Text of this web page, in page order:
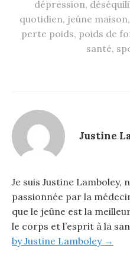
dépression,
quotidien, jeûne maison,
perte poids, poids de
santé,
Justine
Je suis Justine
passionnée par la
que le jeûne est la
le corps et l’esprit à la
by Justine Lamboley →